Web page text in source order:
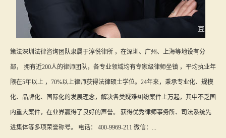
策法深圳法律咨询团队隶属于淳悦律所 ，在深圳、广州、上海等地设有分
部， 拥有近200人的律师团队，各专业领域均有专家级律师坐镇 ，平均执业年
限在5年以上 ，70%以上律师获得法律硕士学位。24年来，秉承专业化、规模
化、品牌化、国际化的发展理念，解决各类疑难纠纷案件上万起，其中不乏国
内重大案件，在业界赢得了良好的声誉。 获得优秀律师事务所、司法系统先
进集体等多项荣誉称号。 电话： 400-9969-211 微信：...